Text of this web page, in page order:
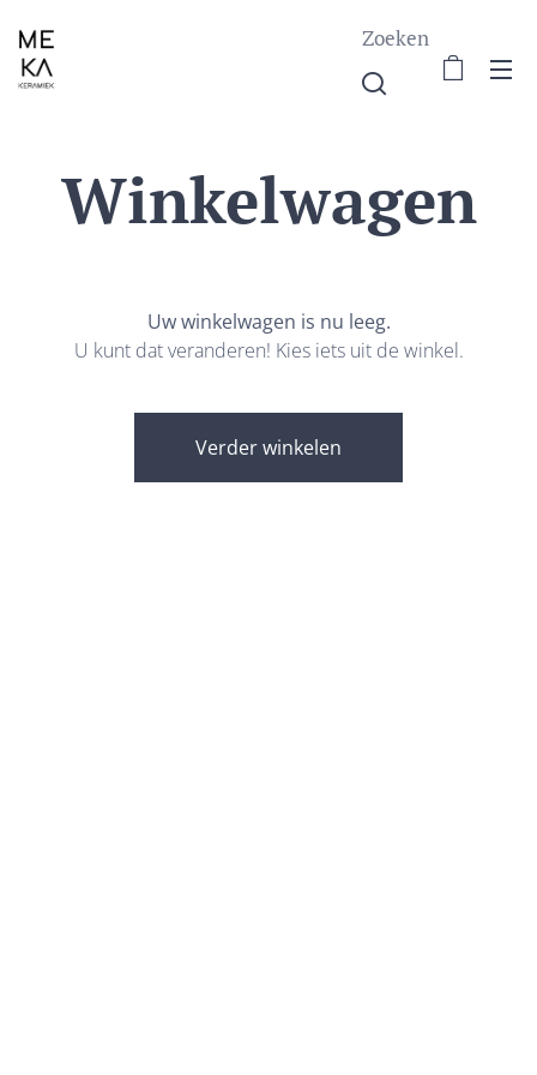
Zoeken
Winkelwagen
Uw winkelwagen is nu leeg.
U kunt dat veranderen! Kies iets uit de winkel.
Verder winkelen